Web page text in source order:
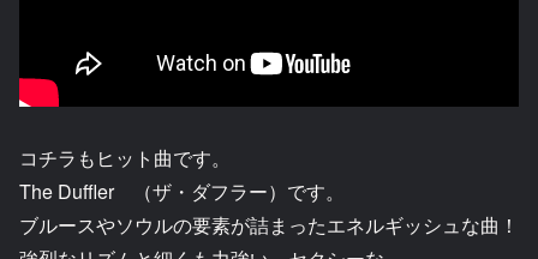
コチラもヒット曲です。
The Duffler （ザ・ダフラー）です。
ブルースやソウルの要素が詰まったエネルギッシュな曲！